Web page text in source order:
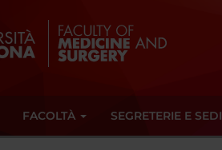
FACOLTÀ SEGRETERIE E SEDI